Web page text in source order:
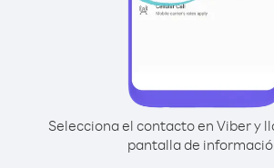
Selecciona el contacto en Viber y
pantalla de